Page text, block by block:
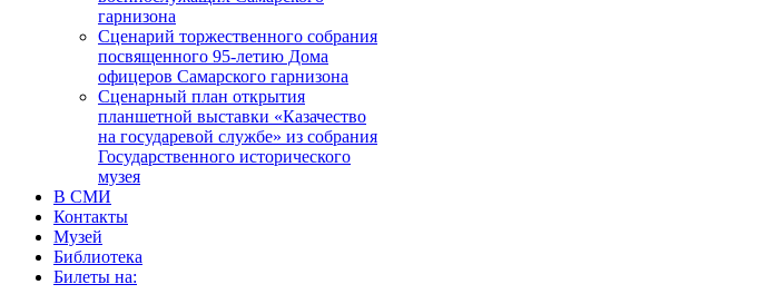
гарнизона
Сценарий торжественного собрания
посвященного 95-летию Дома
офицеров Самарского гарнизона
Сценарный план открытия
планшетной выставки «Казачество
на государевой службе» из собрания
Государственного исторического
музея
В СМИ
Контакты
Музей
Библиотека
Билеты на: